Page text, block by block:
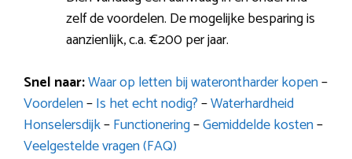
zelf de voordelen. De mogelijke besparing is
aanzienlijk, c.a. €200 per jaar.
Snel naar:Waar op letten bij waterontharder kopen–
Voordelen–Is het echt nodig?–Waterhardheid
Honselersdijk–Functionering–Gemiddelde kosten–
Veelgestelde vragen (FAQ)